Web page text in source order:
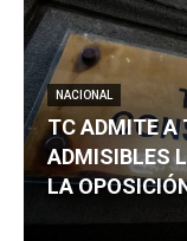
NACIONAL
TC ADMITE A
ADMISIBLES
LA